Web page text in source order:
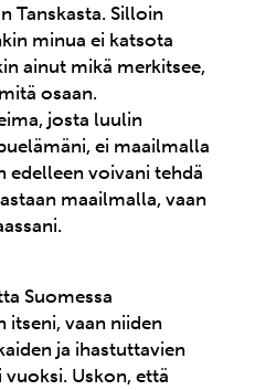
Tanskasta. Silloin
minua ei katsota
ainut mikä merkitsee,
osaan.
josta luulin
ei maailmalla
edelleen voivani tehdä
maailmalla, vaan
Suomessa
itseni, vaan niiden
ja ihastuttavien
Uskon, että